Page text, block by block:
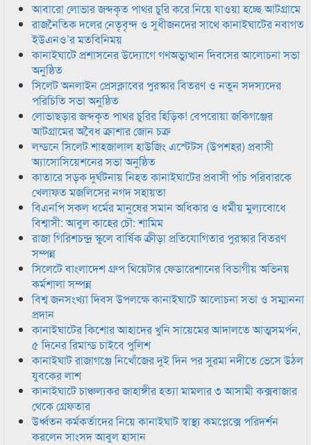
আবারো লোভার জব্দকৃত পাথর চুরি করে নিয়ে যাওয়া হচ্ছে আটগ্রামে
রাজনৈতিক দলের নেতৃবৃন্দ ও সুধীজনদের সাথে কানাইঘাটের নবাগত
ইউএনও’র মতবিনিময়
কানাইঘাটে প্রশাসনের উদ্যোগে গণঅভ্যুত্থান দিবসের আলোচনা সভা
অনুষ্ঠিত
সিলেট অনলাইন প্রেসক্লাবের পুরস্কার বিতরণ ও নতুন সদস্যদের
পরিচিতি সভা অনুষ্ঠিত
লোভাছড়ার জব্দকৃত পাথর চুরির হিড়িক! বেপরোয়া জকিগঞ্জের
আটগ্রামের অবৈধ ক্রাশার জোন চক্র
লন্ডনে সিলেট শাহজালাল হাউজিং এস্টেটস (উপশহর) প্রবাসী
অ্যাসোসিয়েশনের সভা অনুষ্ঠিত
কাতারে সড়ক দুর্ঘটনায় নিহত কানাইঘাটের প্রবাসী পাঁচ পরিবারকে
খেলাফত মজলিসের নগদ সহায়তা
বিএনপি সকল ধর্মের মানুষের সমান অধিকার ও ধর্মীয় মুল্যবোধে
বিশ্বাসী: আবুল কাহের চৌ: শামিম
রাজা গিরিশচন্দ্র স্কুলে বার্ষিক ক্রীড়া প্রতিযোগিতার পুরস্কার বিতরণ
সম্পন্ন
সিলেটে বাংলাদেশ গ্রুপ থিয়েটার ফেডারেশানের বিভাগীয় অভিনয়
কর্মশালা সম্পন্ন
বিশ্ব জনসংখ্যা দিবস উপলক্ষে কানাইঘাটে আলোচনা সভা ও সম্মাননা
প্রদান
কানাইঘাটের কিশোর আহাদের খুনি সায়েমের আদালতে আত্মসমর্পন,
৫ দিনের রিমান্ড চাইবে পুলিশ
কানাইঘাট রাজাগঞ্জে নিখোঁজের দুই দিন পর সুরমা নদীতে ভেসে উঠল
যুবকের লাশ
কানাইঘাটে চাঞ্চল্যকর জাহাঙ্গীর হত্যা মামলার ৩ আসামী কক্সবাজার
থেকে গ্রেফতার
উর্ধ্বতন কর্মকর্তাদের নিয়ে কানাইঘাট স্বাস্থ্য কমপ্লেক্সে পরিদর্শন
করলেন সাংসদ আবুল হাসান